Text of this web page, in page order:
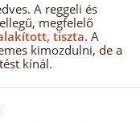
A reggeli és
megfelelő
tiszta. A
kimozdulni, de a
kínál.